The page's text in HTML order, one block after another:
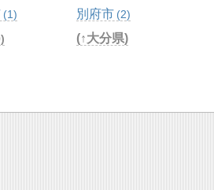
1 別府市 2
(↑大分県)